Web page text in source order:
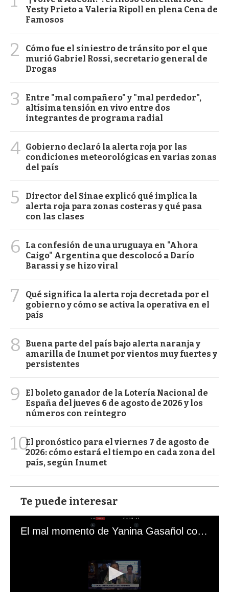
Yesty Prieto a Valeria Ripoll en plena Cena de
Famosos
2
Cómo fue el siniestro de tránsito por el que
murió Gabriel Rossi, secretario general de
Drogas
3
Entre "mal compañero" y "mal perdedor",
altísima tensión en vivo entre dos
integrantes de programa radial
4 Gobierno declaró la alerta roja por las
condiciones meteorológicas en varias zonas
del país
5
Director del Sinae explicó qué implica la
alerta roja para zonas costeras y qué pasa
con las clases
6
La confesión de una uruguaya en "Ahora
Caigo" Argentina que descolocó a Darío
Barassi y se hizo viral
7
Qué significa la alerta roja decretada por el
gobierno y cómo se activa la operativa en el
país
8
Buena parte del país bajo alerta naranja y
amarilla de Inumet por vientos muy fuertes y
persistentes
9
El boleto ganador de la Lotería Nacional de
España del jueves 6 de agosto de 2026 y los
números con reintegro
10El pronóstico para el viernes 7 de agosto de
2026: cómo estará el tiempo en cada zona del
país, según Inumet
Te puede interesar
El mal momento de Yanina Gasañol con un hincha argentino en "Subrayado"